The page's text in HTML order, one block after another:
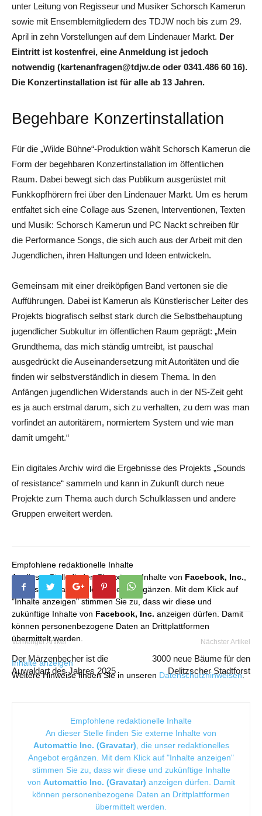
unter Leitung von Regisseur und Musiker Schorsch Kamerun
sowie mit Ensemblemitgliedern des TDJW noch bis zum 29.
April in zehn Vorstellungen auf dem Lindenauer Markt. Der
Eintritt ist kostenfrei, eine Anmeldung ist jedoch
notwendig (kartenanfragen@tdjw.de oder 0341.486 60 16).
Die Konzertinstallation ist für alle ab 13 Jahren.
Begehbare Konzertinstallation
Für die „Wilde Bühne“-Produktion wählt Schorsch Kamerun die
Form der begehbaren Konzertinstallation im öffentlichen
Raum. Dabei bewegt sich das Publikum ausgerüstet mit
Funkkopfhörern frei über den Lindenauer Markt. Um es herum
entfaltet sich eine Collage aus Szenen, Interventionen, Texten
und Musik: Schorsch Kamerun und PC Nackt schreiben für
die Performance Songs, die sich auch aus der Arbeit mit den
Jugendlichen, ihren Haltungen und Ideen entwickeln.
Gemeinsam mit einer dreiköpfigen Band vertonen sie die
Aufführungen. Dabei ist Kamerun als Künstlerischer Leiter des
Projekts biografisch selbst stark durch die Selbstbehauptung
jugendlicher Subkultur im öffentlichen Raum geprägt: „Mein
Grundthema, das mich ständig umtreibt, ist pauschal
ausgedrückt die Auseinandersetzung mit Autoritäten und die
finden wir selbstverständlich in diesem Thema. In den
Anfängen jugendlichen Widerstands auch in der NS-Zeit geht
es ja auch erstmal darum, sich zu verhalten, zu dem was man
vorfindet an autoritärem, normiertem System und wie man
damit umgeht.“
Ein digitales Archiv wird die Ergebnisse des Projekts „Sounds
of resistance“ sammeln und kann in Zukunft durch neue
Projekte zum Thema auch durch Schulklassen und andere
Gruppen erweitert werden.
Empfohlene redaktionelle Inhalte
An dieser Stelle finden Sie externe Inhalte von Facebook, Inc.
die unser redaktionelles Angebot ergänzen. Mit dem Klick auf
"Inhalte anzeigen" stimmen Sie zu, dass wir diese und
zukünftige Inhalte von Facebook, Inc. anzeigen dürfen. Damit
können personenbezogene Daten an Drittplattformen
übermittelt werden.
Inhalte anzeigen
Weitere Hinweise finden Sie in unseren Datenschutzhinweisen.
Vorheriger Artikel
Der Märzenbecher ist die
Auwaldart des Jahres 2025
Nächster Artikel
3000 neue Bäume für den
Delitzscher Stadtforst
Empfohlene redaktionelle Inhalte
An dieser Stelle finden Sie externe Inhalte von
Automattic Inc. (Gravatar) , die unser redaktionelles
Angebot ergänzen. Mit dem Klick auf "Inhalte anzeigen"
stimmen Sie zu, dass wir diese und zukünftige Inhalte
von Automattic Inc. (Gravatar) anzeigen dürfen. Damit
können personenbezogene Daten an Drittplattformen
übermittelt werden.